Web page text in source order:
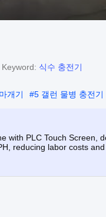
Keyword: 식수 충전기
개기 #5 갤런 물병 충전기
with PLC Touch Screen,
reducing labor costs